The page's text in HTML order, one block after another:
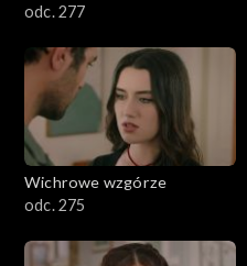
odc. 277
Wichrowe wzgórze
odc. 275